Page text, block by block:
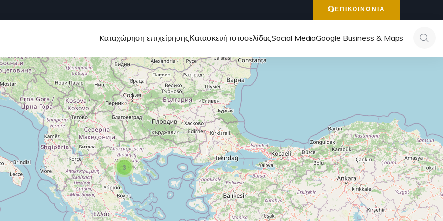
ΕΠΙΚΟΙΝΩΝΙΑ
Kαταχώρηση επιχείρησηςΚατασκευή ιστοσελίδαςSocial MediaGoogle Business & Maps
3